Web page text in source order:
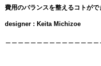
費用のバランスを整えるコトがで
designer : Keita Michizoe